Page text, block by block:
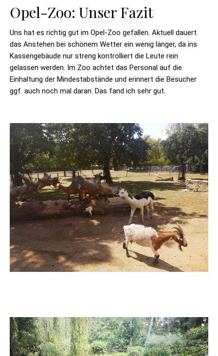
Opel-Zoo: Unser Fazit
Uns hat es richtig gut im Opel-Zoo gefallen. Aktuell dauert
das Anstehen bei schönem Wetter ein wenig länger, da ins
Kassengebäude nur streng kontrolliert die Leute rein
gelassen werden. Im Zoo achtet das Personal auf die
Einhaltung der Mindestabstände und erinnert die Besucher
ggf. auch noch mal daran. Das fand ich sehr gut.